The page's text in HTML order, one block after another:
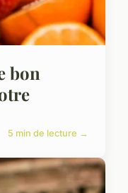
bon
5 min de lecture →